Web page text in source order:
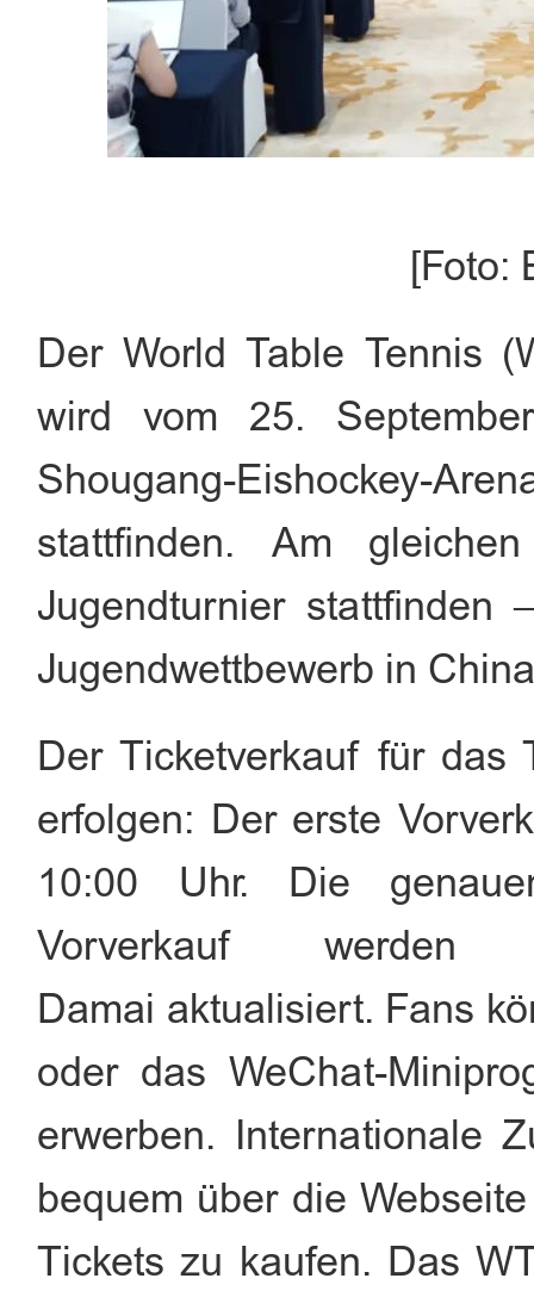
[Foto:
Der World Table Tennis
wird vom 25.
Shougang-Eishockey-
stattfinden. Am
Jugendturnier
Jugendwettbewerb in
Der Ticketverkauf für das
erfolgen: Der erste
10:00 Uhr. Die
Vorverkauf
Damai aktualisiert. Fans
oder das WeChat-
erwerben. Internationale
bequem über die
Tickets zu kaufen. Das